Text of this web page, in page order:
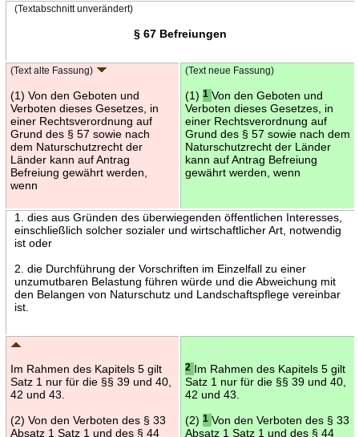
(Textabschnitt unverändert)
§ 67 Befreiungen
(Text alte Fassung)
(1) Von den Geboten und
Verboten dieses Gesetzes, in
einer Rechtsverordnung auf
Grund des § 57 sowie nach
dem Naturschutzrecht der
Länder kann auf Antrag
Befreiung gewährt werden,
wenn
(Text neue Fassung)
(1) 1 Von den Geboten und
Verboten dieses Gesetzes, in
einer Rechtsverordnung auf
Grund des § 57 sowie nach dem
Naturschutzrecht der Länder
kann auf Antrag Befreiung
gewährt werden, wenn
1. dies aus Gründen des überwiegenden öffentlichen Interesses,
einschließlich solcher sozialer und wirtschaftlicher Art, notwendig
ist oder
2. die Durchführung der Vorschriften im Einzelfall zu einer
unzumutbaren Belastung führen würde und die Abweichung mit
den Belangen von Naturschutz und Landschaftspflege vereinbar
ist.
Im Rahmen des Kapitels 5 gilt
Satz 1 nur für die §§ 39 und 40,
42 und 43.
(2) Von den Verboten des § 33
Absatz 1 Satz 1 und des § 44
2 Im Rahmen des Kapitels 5 gilt
Satz 1 nur für die §§ 39 und 40,
42 und 43.
(2) 1 Von den Verboten des § 33
Absatz 1 Satz 1 und des § 44